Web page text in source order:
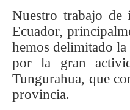
Nuestro trabajo de
Ecuador,
hemos delimitado
por la gran
Tungurahua, que
provincia.